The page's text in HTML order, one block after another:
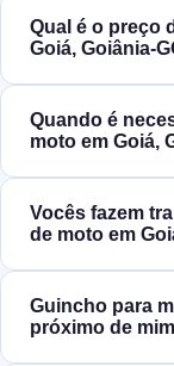
Qual é o preço
Goiá,
Quando é
moto em Goiá,
Vocês fazem
de moto em
Guincho para
próximo de